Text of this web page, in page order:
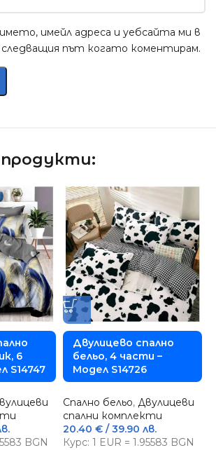
имейл адреса и уебсайта ми в
следващия път когато коментирам.
6
S14747
BGN
Двулицево спално
бельо, 4 части –
Модел S14726
Спално бельо, Двулицеви
спални комплекти
20.40 €/ 39.90 лв.
Курс: 1 EUR = 1.95583 BGN